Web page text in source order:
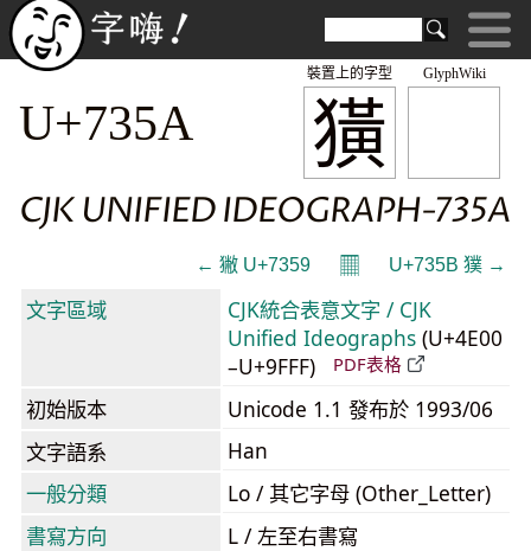
GlyphWiki
獚
裝置上的字型
U+735A
CJK UNIFIED IDEOGRAPH-735A
← 獙 U+7359 𝄜 U+735B 獛 →
文字區域
CJK統合表意文字 / CJK
Unified Ideographs (U+4E00
–U+9FFF)
PDF表格
初始版本
Unicode 1.1 發布於 1993/06
文字語系
Han
一般分類
Lo / 其它字母 (Other_Letter)
書寫方向
L / 左至右書寫